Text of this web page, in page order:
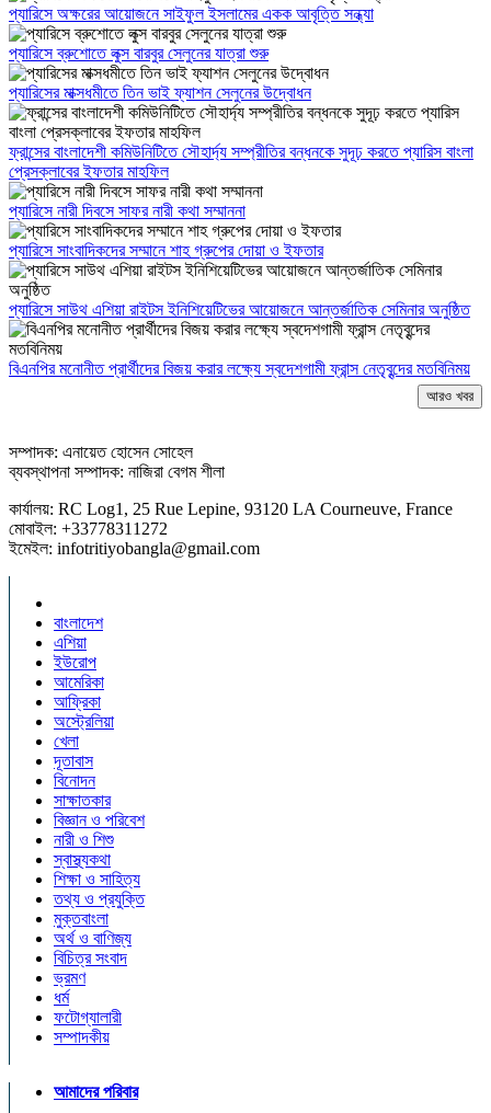
প্যারিসে অক্ষরের আয়োজনে সাইফুল ইসলামের একক আবৃত্তি সন্ধ্যা
প্যারিসে ব্রুশোতে লুক্স বারবুর সেলুনের যাত্রা শুরু
প্যারিসের মাক্সধমীতে তিন ভাই ফ্যাশন সেলুনের উদ্বোধন
ফ্রান্সের বাংলাদেশী কমিউনিটিতে সৌহার্দ্য সম্প্রীতির বন্ধনকে সুদূঢ় করতে প্যারিস বাংলা
প্রেসক্লাবের ইফতার মাহফিল
প্যারিসে নারী দিবসে সাফর নারী কথা সম্মাননা
প্যারিসে সাংবাদিকদের সম্মানে শাহ গ্রুপের দোয়া ও ইফতার
প্যারিসে সাউথ এশিয়া রাইটস ইনিশিয়েটিভের আয়োজনে আন্তর্জাতিক সেমিনার অনুষ্ঠিত
বিএনপির মনোনীত প্রার্থীদের বিজয় করার লক্ষ্যে স্বদেশগামী ফ্রান্স নেতৃবৃন্দের মতবিনিময়
আরও খবর
সম্পাদক: এনায়েত হোসেন সোহেল
ব্যবস্থাপনা সম্পাদক: নাজিরা বেগম শীলা
কার্যালয়: RC Log1, 25 Rue Lepine, 93120 LA Courneuve, France
মোবাইল: +33778311272
ইমেইল: infotritiyobangla@gmail.com
বাংলাদেশ
এশিয়া
ইউরোপ
আমেরিকা
আফ্রিকা
অস্ট্রেলিয়া
খেলা
দূতাবাস
বিনোদন
সাক্ষাতকার
বিজ্ঞান ও পরিবেশ
নারী ও শিশু
স্বাস্থ্যকথা
শিক্ষা ও সাহিত্য
তথ্য ও প্রযুক্তি
মুক্তবাংলা
অর্থ ও বাণিজ্য
বিচিত্র সংবাদ
ভ্রমণ
ধর্ম
ফটোগ্যালারী
সম্পাদকীয়
আমাদের পরিবার